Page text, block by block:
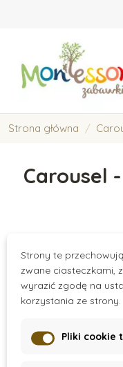
Strona główna
Carousel
There are no
Subskrypcja
Strony te
zwane ciasteczkami,
wyrazić zgodę na
korzystania ze strony.
Pliki cookie